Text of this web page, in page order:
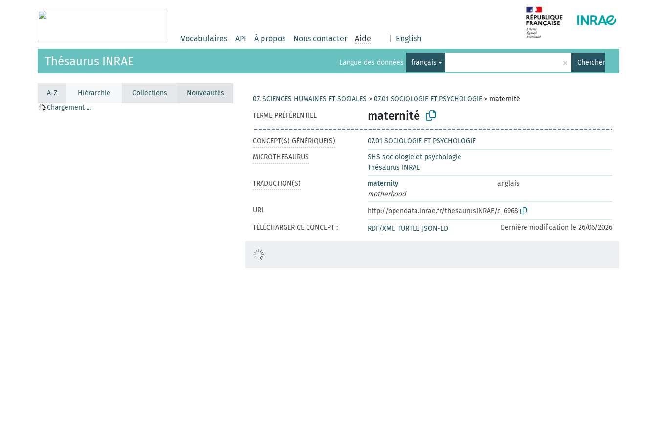
Vocabulaires API À propos Nous contacter Aide English
Thésaurus INRAE Langue des données français × Chercher
A-Z Hiérarchie Collections
Nouveautés
Chargement ...
07. SCIENCES HUMAINES ET SOCIALES > 07.01 SOCIOLOGIE ET PSYCHOLOGIE > maternité
TERME PRÉFÉRENTIEL
maternité
CONCEPT(S) GÉNÉRIQUE(S)
07.01 SOCIOLOGIE ET PSYCHOLOGIE
MICROTHESAURUS
SHS sociologie et psychologie
Thésaurus INRAE
TRADUCTION(S)
maternity
anglais
motherhood
URI
http://opendata.inrae.fr/thesaurusINRAE/c_6968
TÉLÉCHARGER CE CONCEPT :
RDF/XML TURTLE JSON-LD Dernière modification le 26/06/2026